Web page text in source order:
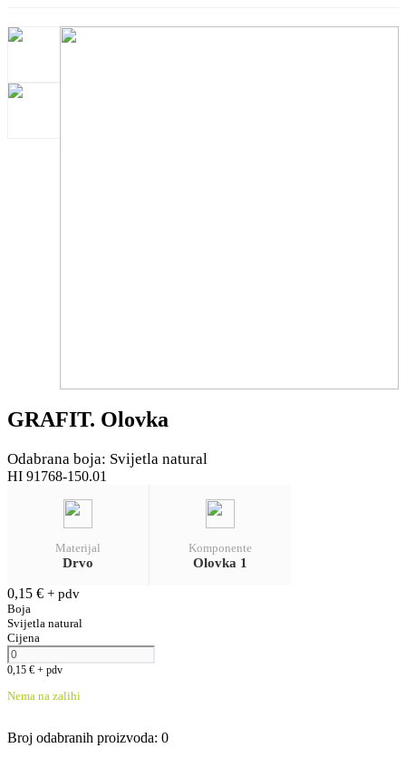
GRAFIT. Olovka
Odabrana boja: Svijetla natural
HI 91768-150.01
Materijal
Drvo
Komponente
Olovka 1
0,15 € + pdv
Boja
Svijetla natural
Cijena
0,15 € + pdv
Nema na zalihi
Broj odabranih proizvoda: 0